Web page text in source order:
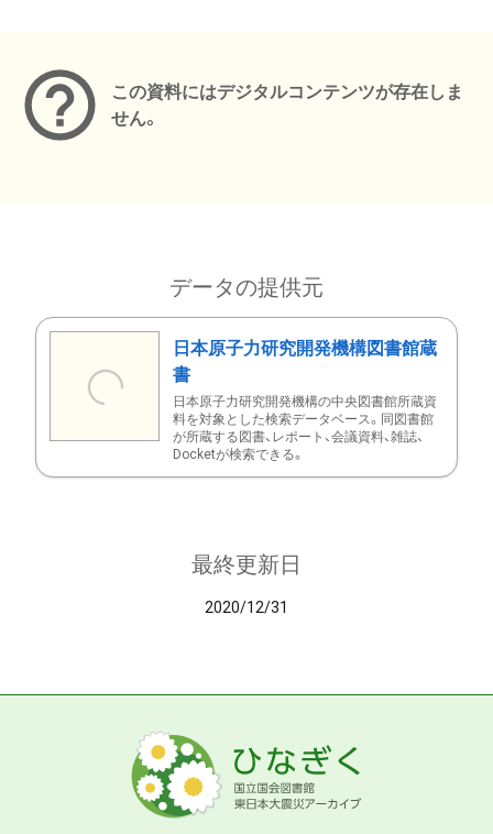
この資料にはデジタルコンテンツが存在しま
せん。
データの提供元
日本原子力研究開発機構図書館蔵
書
日本原子力研究開発機構の中央図書館所蔵資
料を対象とした検索データベース。同図書館
が所蔵する図書、レポート、会議資料、雑誌、
Docketが検索できる。
最終更新日
2020/12/31